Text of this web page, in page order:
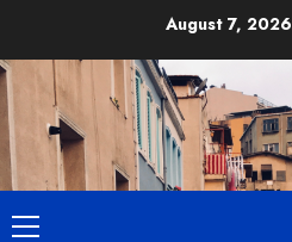
content
August 7, 2026
Primary